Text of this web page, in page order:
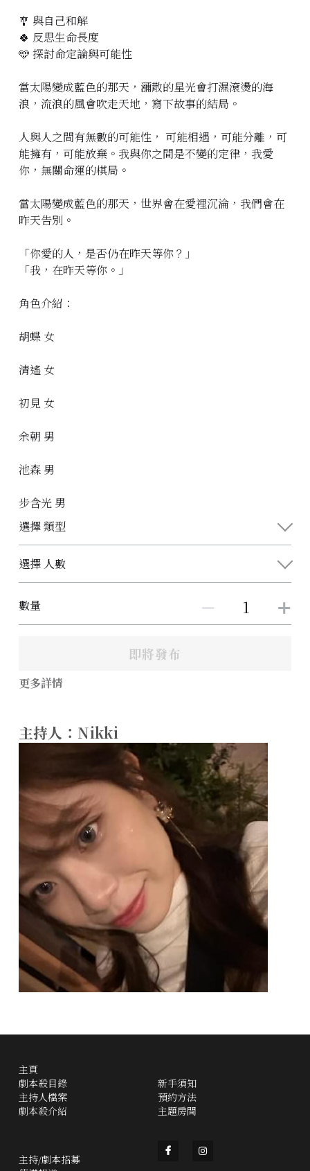
🎐 與自己和解
🍀 反思生命長度
🩵 探討命定論與可能性
當太陽變成藍色的那天，瀰散的星光會打濕滾燙的海
浪，流浪的風會吹走天地，寫下故事的結局。
人與人之間有無數的可能性， 可能相遇，可能分離，可
能擁有，可能放棄。我與你之間是不變的定律，我愛
你，無關命運的棋局。
當太陽變成藍色的那天，世界會在愛𥚃沉淪，我們會在
昨天告別。
「你愛的人，是否仍在昨天等你？」
「我，在昨天等你。」
角色介紹：
胡蝶 女
清遙 女
初見 女
余朝 男
池森 男
步含光 男
選擇 類型
選擇 人數
數量
即將發布
更多詳情
主持人：Nikki
主頁
劇本殺目錄
主持人檔案
劇本殺介紹
新手須知
預約方法
主題房間
主持/劇本招募